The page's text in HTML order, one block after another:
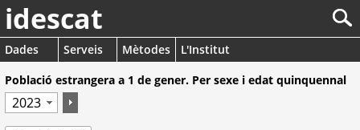
idescat
Dades Serveis Mètodes
L'Institut
Població estrangera a 1 de gener. Per sexe i edat quinquennal